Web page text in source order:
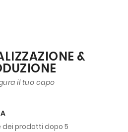
&
il tuo capo
dei prodotti dopo 5